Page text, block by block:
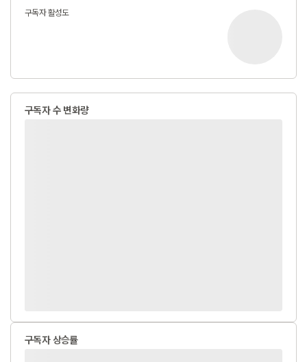
구독자 활성도
구독자 수 변화량
구독자 상승률